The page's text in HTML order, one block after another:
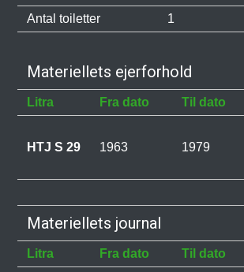
Antal toiletter
1
Materiellets ejerforhold
Litra Fra dato Til dato
HTJ S 29 1963 1979
Materiellets journal
Litra Fra dato Til dato